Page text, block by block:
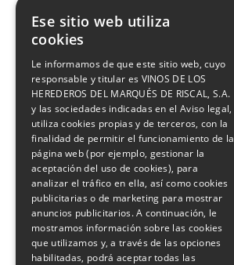
Ese sitio web utiliza
cookies
Le informamos de que este sitio web, cuyo
responsable y titular es VINOS DE LOS
HEREDEROS DEL MARQUÉS DE RISCAL, S.A.
y las sociedades indicadas en el Aviso legal,
utiliza cookies propias y de terceros, con la
finalidad de permitir el funcionamiento de la
página web (por ejemplo, gestionar la
aceptación del uso de cookies), para
analizar el tráfico en ella, así como cookies
publicitarias o de marketing para mostrar
anuncios publicitarios. A continuación, le
mostramos información sobre las cookies
que utilizamos y, a través de las opciones
habilitadas, podrá aceptar todas las